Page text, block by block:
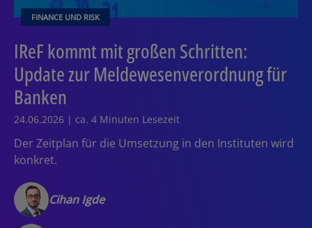
FINANCE UND RISK
IReF kommt mit großen Schritten:
Update zur Meldewesenverordnung für
Banken
24.06.2026 | ca. 4 Minuten Lesezeit
Der Zeitplan für die Umsetzung in den Instituten wird
konkret.
Cihan Igde